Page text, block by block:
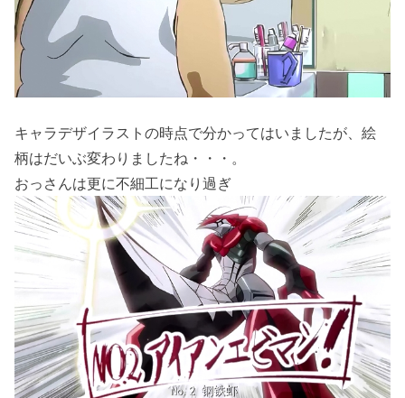
キャラデザイラストの時点で分かってはいましたが、絵
柄はだいぶ変わりましたね・・・。
おっさんは更に不細工になり過ぎ